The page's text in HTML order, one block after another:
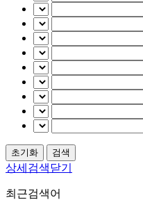
상세검색닫기
최근검색어